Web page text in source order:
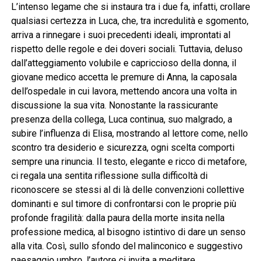
L’intenso legame che si instaura tra i due fa, infatti, crollare
qualsiasi certezza in Luca, che, tra incredulità e sgomento,
arriva a rinnegare i suoi precedenti ideali, improntati al
rispetto delle regole e dei doveri sociali. Tuttavia, deluso
dall’atteggiamento volubile e capriccioso della donna, il
giovane medico accetta le premure di Anna, la caposala
dell’ospedale in cui lavora, mettendo ancora una volta in
discussione la sua vita. Nonostante la rassicurante
presenza della collega, Luca continua, suo malgrado, a
subire l’influenza di Elisa, mostrando al lettore come, nello
scontro tra desiderio e sicurezza, ogni scelta comporti
sempre una rinuncia. Il testo, elegante e ricco di metafore,
ci regala una sentita riflessione sulla difficoltà di
riconoscere se stessi al di là delle convenzioni collettive
dominanti e sul timore di confrontarsi con le proprie più
profonde fragilità: dalla paura della morte insita nella
professione medica, al bisogno istintivo di dare un senso
alla vita. Così, sullo sfondo del malinconico e suggestivo